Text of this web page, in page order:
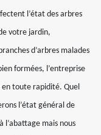
l’état des arbres
votre jardin,
d’arbres malades
formées, l’entreprise
en toute rapidité. Quel
l’état général de
mais nous